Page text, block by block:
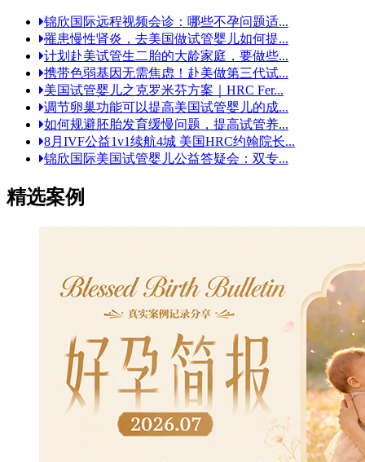
锦欣国际远程视频会诊：哪些不孕问题适...
罹患慢性肾炎，去美国做试管婴儿如何提...
计划赴美试管生二胎的大龄家庭，要做些...
携带色弱基因无需焦虑！赴美做第三代试...
美国试管婴儿之克罗米芬方案｜HRC Fer...
调节卵巢功能可以提高美国试管婴儿的成...
如何规避胚胎发育缓慢问题，提高试管养...
8月IVF公益1v1续航4城 美国HRC约翰院长...
锦欣国际美国试管婴儿公益答疑会：双专...
精选案例